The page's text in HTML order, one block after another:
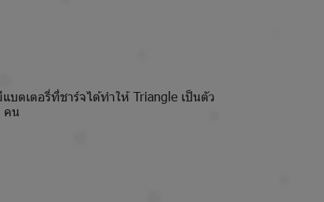
ตเตอรี่ที่ชาร์จได้ทำให้ Triangle เป็นตัว
คน